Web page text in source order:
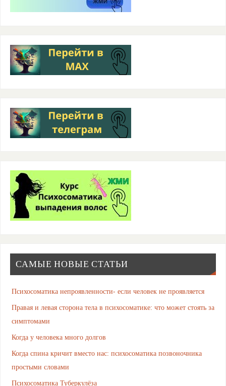
САМЫЕ НОВЫЕ СТАТЬИ
Психосоматика непроявленности- если человек не проявляется
Правая и левая сторона тела в психосоматике: что может стоять за
симптомами
Когда у человека много долгов
Когда спина кричит вместо нас: психосоматика позвоночника
простыми словами
Психосоматика Туберкулёза